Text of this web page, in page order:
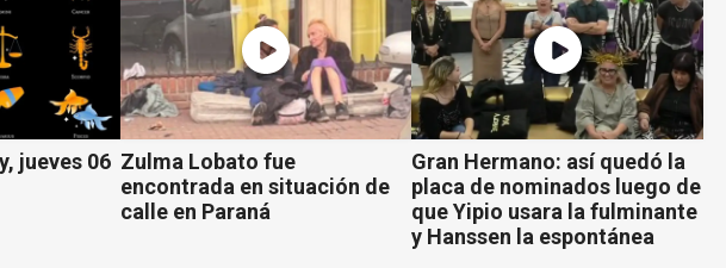
jueves 06 Zulma Lobato fue
encontrada en situación de
calle en Paraná
Gran Hermano: así quedó la
placa de nominados luego de
que Yipio usara la fulminante
y Hanssen la espontánea